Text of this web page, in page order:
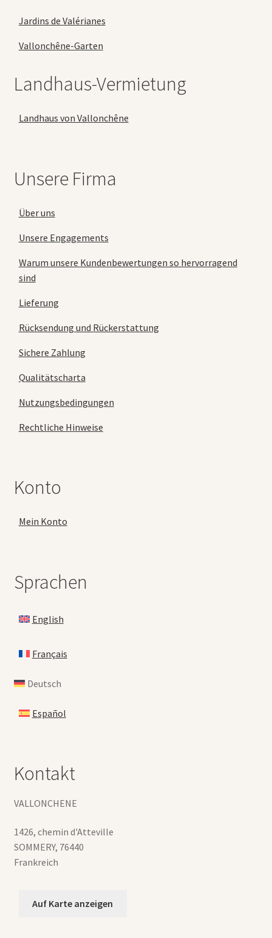
Jardins de Valérianes
Vallonchêne-Garten
Landhaus-Vermietung
Landhaus von Vallonchêne
Unsere Firma
Über uns
Unsere Engagements
Warum unsere Kundenbewertungen so hervorragend
sind
Lieferung
Rücksendung und Rückerstattung
Sichere Zahlung
Qualitätscharta
Nutzungsbedingungen
Rechtliche Hinweise
Konto
Mein Konto
Sprachen
English
Français
Deutsch
Español
Kontakt
VALLONCHENE
1426, chemin d'Atteville
SOMMERY, 76440
Frankreich
Auf Karte anzeigen